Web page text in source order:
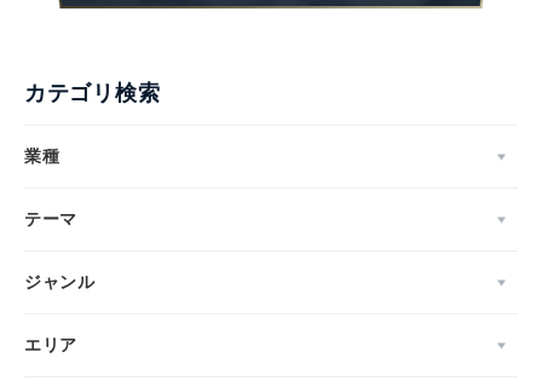
カテゴリ検索
業種
テーマ
ジャンル
エリア